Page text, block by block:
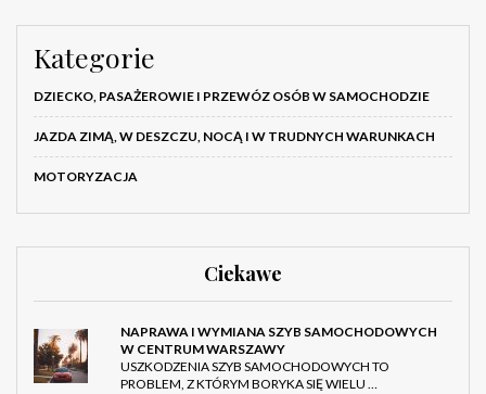
Kategorie
DZIECKO, PASAŻEROWIE I PRZEWÓZ OSÓB W SAMOCHODZIE
JAZDA ZIMĄ, W DESZCZU, NOCĄ I W TRUDNYCH WARUNKACH
MOTORYZACJA
Ciekawe
NAPRAWA I WYMIANA SZYB SAMOCHODOWYCH
W CENTRUM WARSZAWY
USZKODZENIA SZYB SAMOCHODOWYCH TO
PROBLEM, Z KTÓRYM BORYKA SIĘ WIELU …